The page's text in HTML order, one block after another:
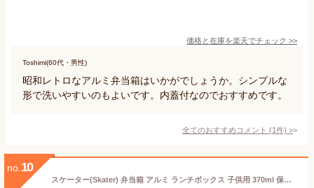
価格と在庫を楽天でチェック >>
Toshimi(60代・男性)
昭和レトロなアルミ弁当箱はいかがでしょうか。シンプルな
形で洗いやすいのもよいです。内蓋付なのでおすすめです。
全てのおすすめコメント (1件) >
no. 10
スケーター(Skater) 弁当箱 アルミ ランチボックス 子供用 370ml 保温庫対応 ランチベルト付 日本製 サンリオ クロミ Fancy Snacks Weets 女の子 ALB5NV-A